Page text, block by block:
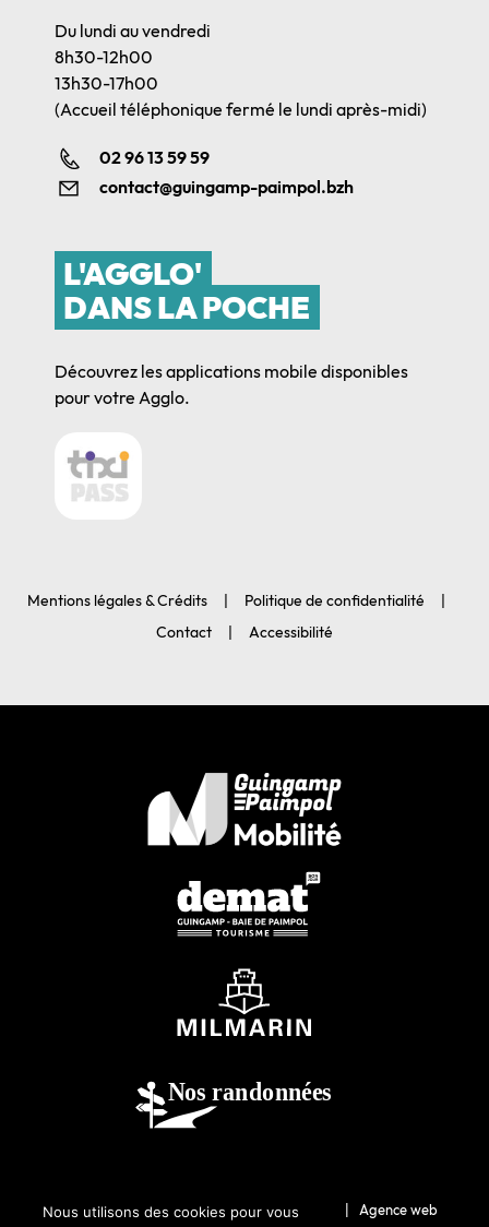
Du lundi au vendredi
8h30-12h00
13h30-17h00
(Accueil téléphonique fermé le lundi après-midi)
02 96 13 59 59
contact@guingamp-paimpol.bzh
L'AGGLO'
DANS LA POCHE
Découvrez les applications mobile disponibles
pour votre Agglo.
Mentions légales & Crédits
Politique de confidentialité
Contact
Accessibilité
© 2026-Guingamp-Paimpol Agglomération | Agence web
Nous utilisons des cookies pour vous